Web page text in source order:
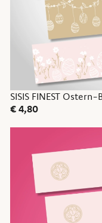
SISIS FINEST
€4,80